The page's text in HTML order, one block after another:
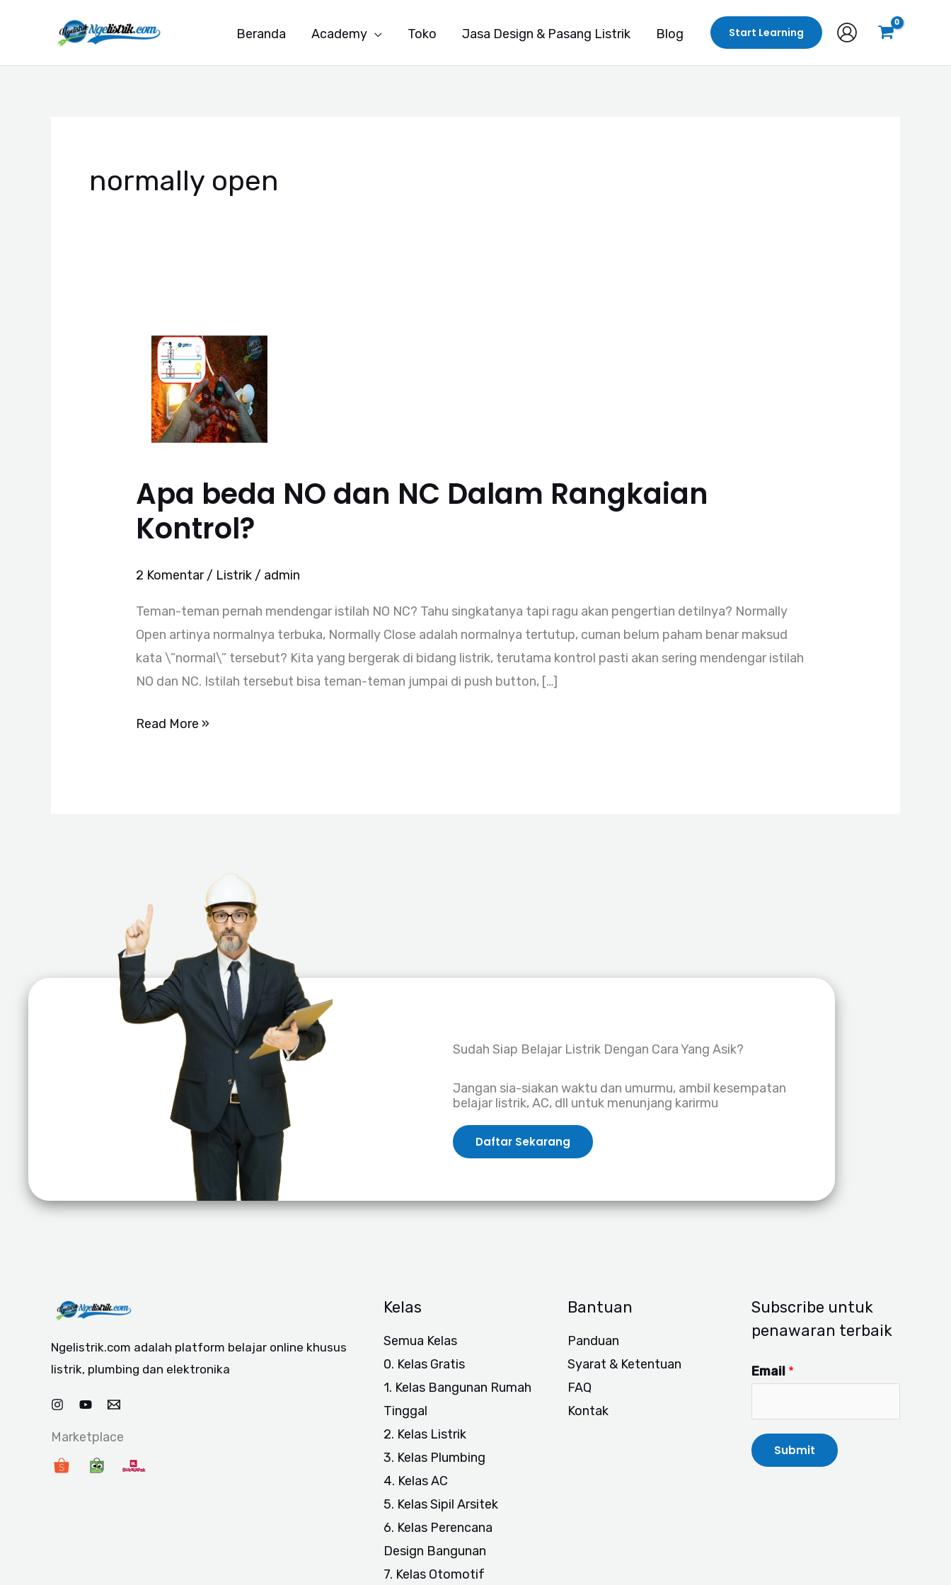
Beranda Academy Toko Jasa Design & Pasang Listrik Blog Start Learning
normally open
Apa beda NO dan NC Dalam Rangkaian
Kontrol?
2 Komentar / Listrik / admin
Teman-teman pernah mendengar istilah NO NC? Tahu singkatanya tapi ragu akan pengertian detilnya? Normally
Open artinya normalnya terbuka, Normally Close adalah normalnya tertutup, cuman belum paham benar maksud
kata \”normal\” tersebut? Kita yang bergerak di bidang listrik, terutama kontrol pasti akan sering mendengar istilah
NO dan NC. Istilah tersebut bisa teman-teman jumpai di push button, […]
beda
NO
dan
NC
Dalam
Kontrol?
Read More »
Sudah Siap Belajar Listrik Dengan Cara Yang Asik?
Jangan sia-siakan waktu dan umurmu, ambil kesempatan
belajar listrik, AC, dll untuk menunjang karirmu
Daftar Sekarang
Ngelistrik.com adalah platform belajar online khusus
listrik, plumbing dan elektronika
Marketplace
Kelas
Semua Kelas
0. Kelas Gratis
1. Kelas Bangunan Rumah
Tinggal
2. Kelas Listrik
3. Kelas Plumbing
4. Kelas AC
5. Kelas Sipil Arsitek
6. Kelas Perencana
Design Bangunan
7. Kelas Otomotif
Bantuan
Panduan
Syarat & Ketentuan
FAQ
Kontak
Subscribe untuk
penawaran terbaik
Email *
Submit